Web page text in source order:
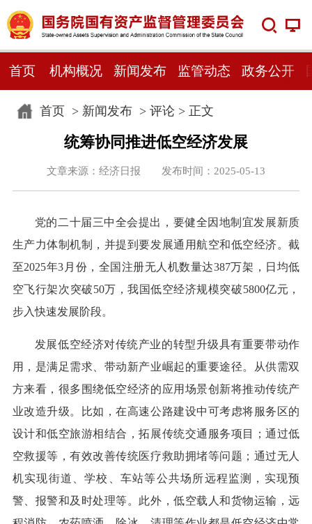
首页 机构概况 新闻发布 监管动态 政务公开
首页> 新闻发布> 评论 > 正文
统筹协同推进低空经济发展
文章来源：经济日报 发布时间：2025-05-13
党的二十届三中全会提出，要健全因地制宜发展新质
生产力体制机制，并提到要发展通用航空和低空经济。截
至2025年3月份，全国注册无人机数量达387万架，日均低
空飞行架次突破50万，我国低空经济规模突破5800亿元，
步入快速发展阶段。
发展低空经济对传统产业的转型升级具有重要带动作
用，是满足需求、带动新产业崛起的重要途径。从供需双
方来看，很多围绕低空经济的应用场景创新将推动传统产
业改造升级。比如，在高速公路建设中可考虑将服务区的
设计和低空旅游相结合，拓展传统交通服务项目；通过低
空救援等，有效改善传统医疗救助拥堵等问题；通过无人
机实现街道、学校、车站等公共场所远程监测，实现预
警、报警和及时处理等。此外，低空载人和货物运输，远